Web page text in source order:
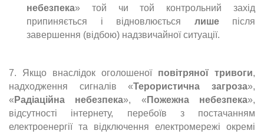
небезпека» той чи той контрольний захід
припиняється і відновлюється лишепісля
завершення (відбою) надзвичайної ситуації.
7. Якщо внаслідок оголошеної повітряної тривоги,
надходження сигналів «Терористична загроза»,
« Радіаційна небезпека», « Пожежна небезпека»,
відсутності інтернету, перебоїв з постачанням
електроенергії та відключення електромережі окремі